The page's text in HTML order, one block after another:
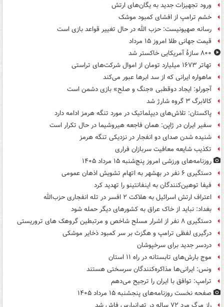
ورود تجهیزات جدید به یگان‌های ارتش
خشم ترامپ از افشای کمبود موشک
رسانه صهیونیست: حزب الله در حال تغییر قواعد بازی است
قیمت جهانی طلا امروز ۱۵ مرداد
۸۰۰ سازۀ آمریکایی خاکستر شد
تهاتر ۱۶۷۳ میلیارد تومان از اموال شرکت‌های تراستی
ماهواره ایرانی که از سد ابرها عبور می‌کند
آجورلو: ایجاد دوقطبی «جنگ و صلح‌» بازی دشمن است
کالابرگ ۳ گروه شارژ شد
پاکستان: تلاش‌های دیپلماتیک در مورد تنگه هرمز ادامه دارد
سفیر ایران در ژاپن: همان فاجعه هیروشیما در حال تکرار است
شنیده شدن صدای دو انفجار در نزدیکی تنگه هرمز
تکذیب شایعه معافیت سربازان فراری
روزنامه‌های ورزشی امروز پنج‌شنبه ۱۵ مرداد ۱۴۰۵
دستگیری ۶ نفر در بهشهر به اتهام تشویش اذهان عمومی
فیفا توهین‌کنندگان به اینفانتینو را تهدید کرد
اعتراف ارتش اسرائیل به هلاکت ۲ افسر در تله انفجاری حزب‌الله
بغداد: نباید از خاک عراق به کشورهای دیگر حمله شود
دستگیری ۸ نفر از اشرار مسلح شاخص و مرتبطین گروهک های تروریستی
درگیری لفظی ترامپ و هگزث بر سر کمبود ذخایر موشکی
دردسر جدید برای سرخپوشان
موج بارش‌های تابستانه در راه ۱۱ استان
ونس: ایرانی‌ها مذاکره‌کنندگان سرسختی هستند
ترامپ: توافق با ایران را ترجیح می‌دهم
صفحه نخست روزنامه‌های پنجشنبه ۱۵ مرداد ۱۴۰۵